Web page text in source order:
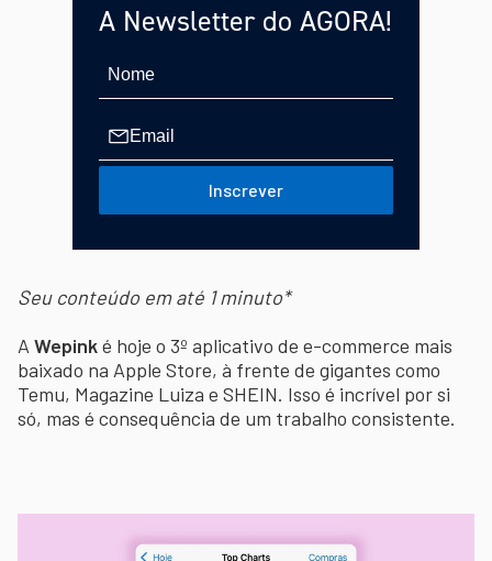
A Newsletter do AGORA!
Inscrever
Seu conteúdo em até 1 minuto*
A Wepinké hoje o 3º aplicativo de e-commerce mais
baixado na Apple Store, à frente de gigantes como
Temu, Magazine Luiza e SHEIN. Isso é incrível por si
só, mas é consequência de um trabalho consistente.